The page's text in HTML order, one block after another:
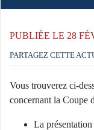
PUBLIÉE LE 28
PARTAGEZ CETTE
Vous trouverez ci-
concernant la Coupe
La